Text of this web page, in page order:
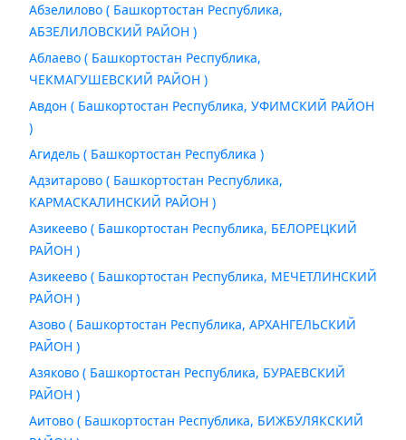
Абзелилово ( Башкортостан Республика,
АБЗЕЛИЛОВСКИЙ РАЙОН )
Аблаево ( Башкортостан Республика,
ЧЕКМАГУШЕВСКИЙ РАЙОН )
Авдон ( Башкортостан Республика, УФИМСКИЙ РАЙОН
)
Агидель ( Башкортостан Республика )
Адзитарово ( Башкортостан Республика,
КАРМАСКАЛИНСКИЙ РАЙОН )
Азикеево ( Башкортостан Республика, БЕЛОРЕЦКИЙ
РАЙОН )
Азикеево ( Башкортостан Республика, МЕЧЕТЛИНСКИЙ
РАЙОН )
Азово ( Башкортостан Республика, АРХАНГЕЛЬСКИЙ
РАЙОН )
Азяково ( Башкортостан Республика, БУРАЕВСКИЙ
РАЙОН )
Аитово ( Башкортостан Республика, БИЖБУЛЯКСКИЙ